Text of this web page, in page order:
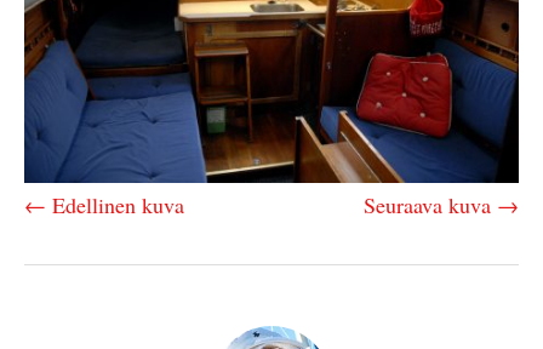
← Edellinen kuva Seuraava kuva →